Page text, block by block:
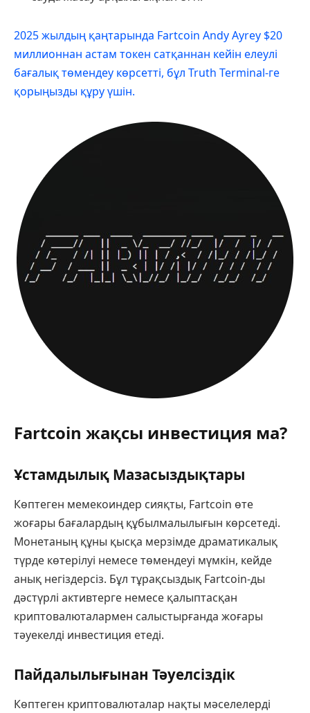
2025 жылдың қаңтарында Fartcoin Andy Ayrey $20
миллионнан астам токен сатқаннан кейін елеулі
бағалық төмендеу көрсетті, бұл Truth Terminal-ге
қорыңызды құру үшін.
Fartcoin жақсы инвестиция ма?
Ұстамдылық Мазасыздықтары
Көптеген мемекоиндер сияқты, Fartcoin өте
жоғары бағалардың құбылмалылығын көрсетеді.
Монетаның құны қысқа мерзімде драматикалық
түрде көтерілуі немесе төмендеуі мүмкін, кейде
анық негіздерсіз. Бұл тұрақсыздық Fartcoin-ды
дәстүрлі активтерге немесе қалыптасқан
криптовалюталармен салыстырғанда жоғары
тәуекелді инвестиция етеді.
Пайдалылығынан Тәуелсіздік
Көптеген криптовалюталар нақты мәселелерді